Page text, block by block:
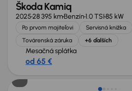
Škoda Kamiq
202528 395 kmBenzín1.0 TSI85 kW
Po prvom majiteľovi Servisná knižka
Továrenská záruka
+6 ďalších
Mesačná splátka
od 65 €
Zlacnené o 3 200 €